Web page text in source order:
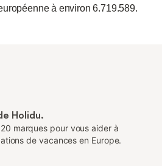
à environ 6.719.589.
Holidu.
marques pour vous aider à
de vacances en Europe.